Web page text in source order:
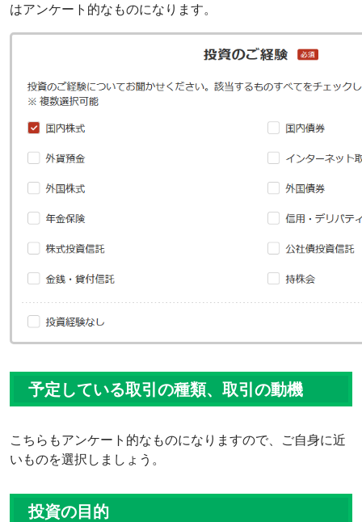
はアンケート的なものになります。
予定している取引の種類、取引の動機
こちらもアンケート的なものになりますので、ご自身に近
いものを選択しましょう。
投資の目的